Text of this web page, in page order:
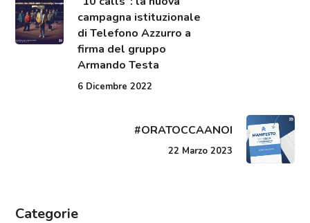
campagna istituzionale
di Telefono Azzurro a
firma del gruppo
Armando Testa
6 Dicembre 2022
#ORATOCCAANOI
22 Marzo 2023
Categorie